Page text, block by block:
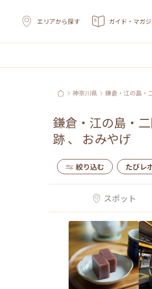
エリアから探す ガイド・マガ
神奈川県 鎌倉・江の島・
鎌倉・江の島・
跡 、 おみやげ
絞り込む たびレ
スポット